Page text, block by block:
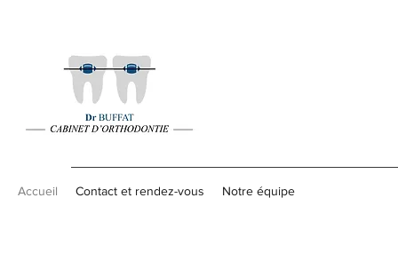
Accueil Contact et rendez-vous Notre équipe